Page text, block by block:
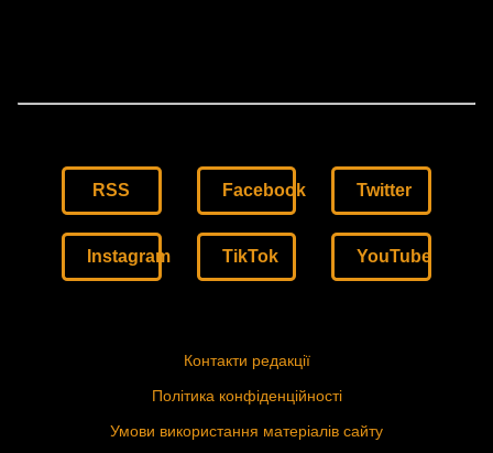
RSS Facebook Twitter
Instagram TikTok YouTube
Контакти редакції
Політика конфіденційності
Умови використання матеріалів сайту